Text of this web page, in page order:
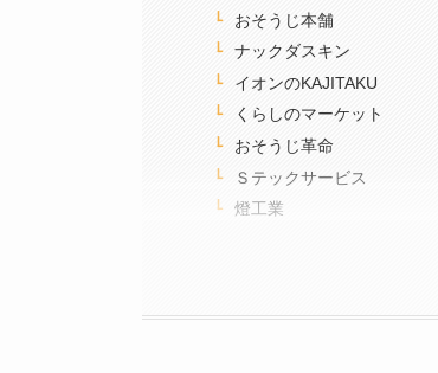
おそうじ本舗
ナックダスキン
イオンのKAJITAKU
くらしのマーケット
おそうじ革命
Ｓテックサービス
燈工業